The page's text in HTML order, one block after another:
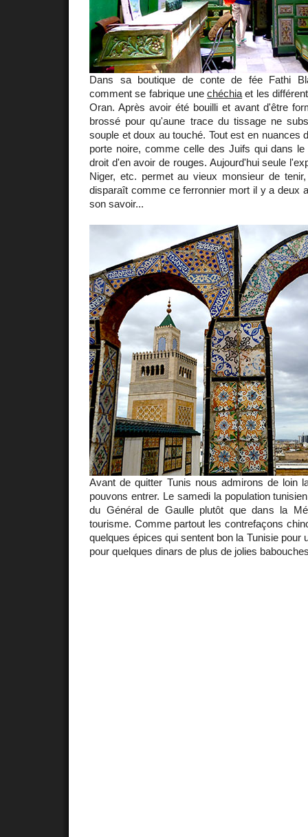
Dans sa boutique de conte de fée Fathi
comment se fabrique unechéchia et les
Oran. Après avoir été bouilli et avant d'être
brossé pour qu'aune trace du tissage ne
souple et doux au touché. Tout est en nuances
porte noire, comme celle des Juifs qui dans
droit d'en avoir de rouges. Aujourd'hui seule
Niger, etc. permet au vieux monsieur de
disparaît comme ce ferronnier mort il y a deux
son savoir...
Avant de quitter Tunis nous admirons de loin
pouvons entrer. Le samedi la population
du Général de Gaulle plutôt que dans la
tourisme. Comme partout les contrefaçons
quelques épices qui sentent bon la Tunisie pour
pour quelques dinars de plus de jolies